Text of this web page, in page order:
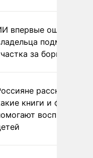
впервые
за борщевик
рассказали,
книги и фильмы
воспитывать